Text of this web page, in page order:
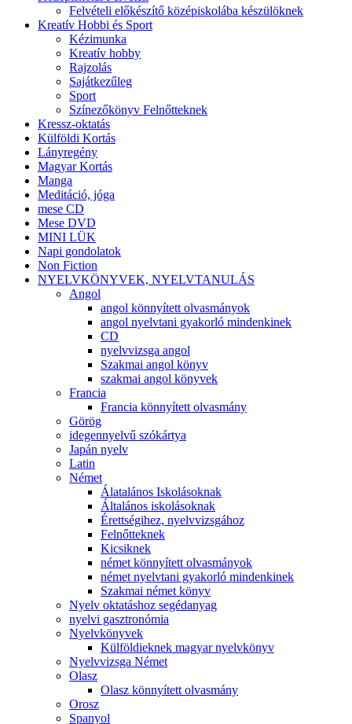
Felvételi előkészítő középiskolába készülöknek
Kreatív Hobbi és Sport
Kézimunka
Kreatív hobby
Rajzolás
Sajátkezűleg
Sport
Színezőkönyv Felnőtteknek
Kressz-oktatás
Külföldi Kortás
Lányregény
Magyar Kortás
Manga
Meditáció, jóga
mese CD
Mese DVD
MINI LÜK
Napi gondolatok
Non Fiction
NYELVKÖNYVEK, NYELVTANULÁS
Angol
angol könnyített olvasmányok
angol nyelvtani gyakorló mindenkinek
CD
nyelvvizsga angol
Szakmai angol könyv
szakmai angol könyvek
Francia
Francia könnyített olvasmány
Görög
idegennyelvű szókártya
Japán nyelv
Latin
Német
Álatalános Iskolásoknak
Általános iskolásoknak
Érettségihez, nyelvvizsgához
Felnőtteknek
Kicsiknek
német könnyített olvasmányok
német nyelvtani gyakorló mindenkinek
Szakmai német könyv
Nyelv oktatáshoz segédanyag
nyelvi gasztronómia
Nyelvkönyvek
Külföldieknek magyar nyelvkönyv
Nyelvvizsga Német
Olasz
Olasz könnyített olvasmány
Orosz
Spanyol